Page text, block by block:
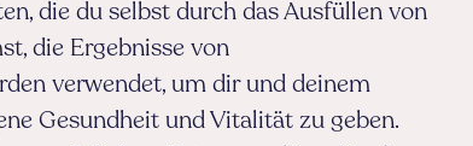
die du selbst durch das Ausfüllen von
die Ergebnisse von
verwendet, um dir und deinem
Gesundheit und Vitalität zu geben.